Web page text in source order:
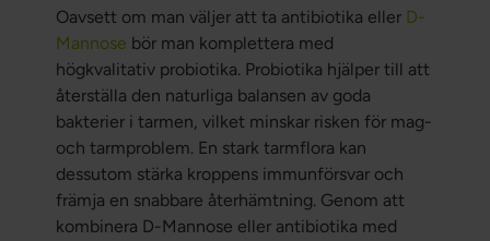
Oavsett om man väljer att ta antibiotika eller D-
Mannose bör man komplettera med
högkvalitativ probiotika. Probiotika hjälper till att
återställa den naturliga balansen av goda
bakterier i tarmen, vilket minskar risken för mag-
och tarmproblem. En stark tarmflora kan
dessutom stärka kroppens immunförsvar och
främja en snabbare återhämtning. Genom att
kombinera D-Mannose eller antibiotika med